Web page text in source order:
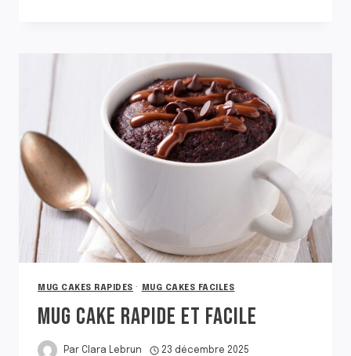
MUG CAKES RAPIDES · MUG CAKES FACILES
MUG CAKE RAPIDE ET FACILE
Par Clara Lebrun 23 décembre 2025